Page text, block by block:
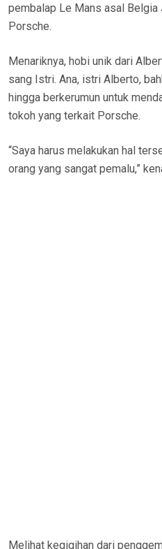
pembalap Le Mans asal
Porsche.
Menariknya, hobi unik dari
sang Istri. Ana, istri Alberto,
hingga berkerumun untuk
tokoh yang terkait Porsche.
“Saya harus melakukan hal
orang yang sangat pemalu,”
Melihat kegigihan dari